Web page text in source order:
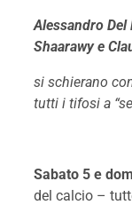
Alessandro Del
Shaarawy e
si schierano
tutti i tifosi a
Sabato 5 e
del calcio –